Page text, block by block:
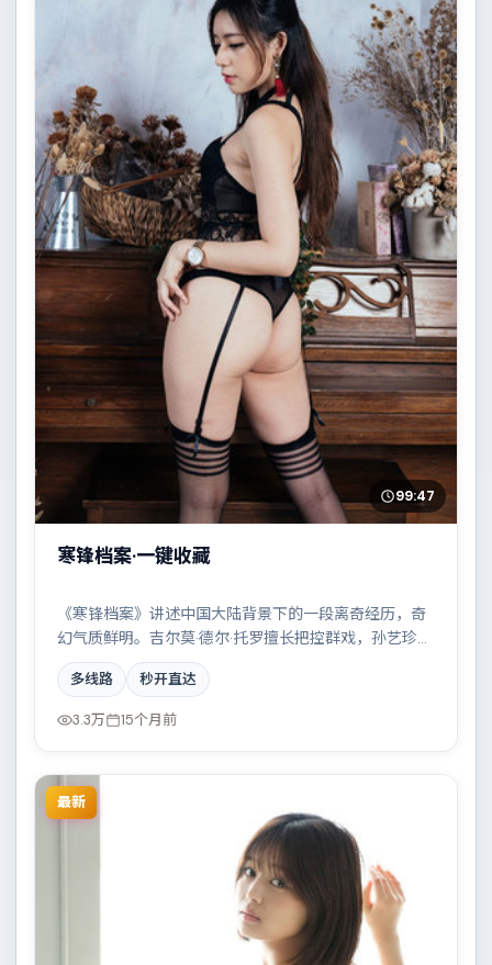
99:47
寒锋档案·一键收藏
《寒锋档案》讲述中国大陆背景下的一段离奇经历，奇
幻气质鲜明。吉尔莫·德尔·托罗擅长把控群戏，孙艺珍、
奥布瑞·普拉扎、凯特·布兰切特共同撑起复杂人物关系，
一场看似偶然的事故牵出陈年秘辛。
多线路 秒开直达
3.3万 15个月前
最新